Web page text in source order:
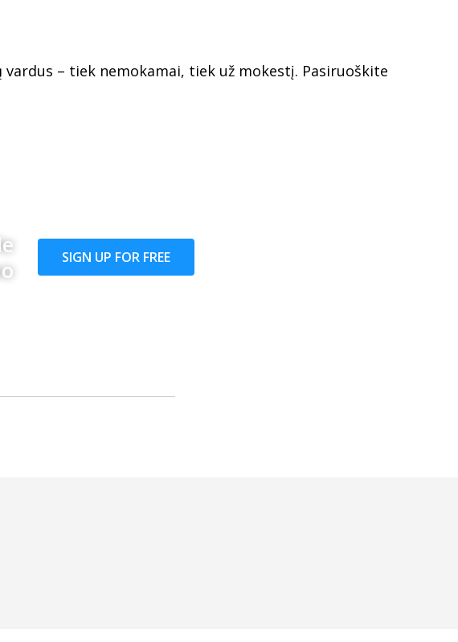
– tiek nemokamai, tiek už mokestį. Pasiruoškite
SIGN UP FOR FREE